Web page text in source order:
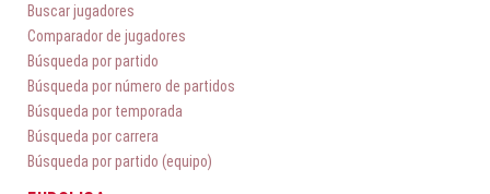
Buscar jugadores
Comparador de jugadores
Búsqueda por partido
Búsqueda por número de partidos
Búsqueda por temporada
Búsqueda por carrera
Búsqueda por partido (equipo)